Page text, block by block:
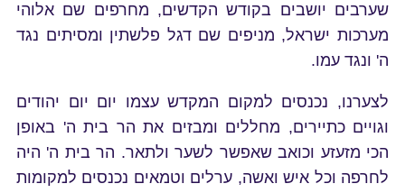
שערבים יושבים בקודש הקדשים, מחרפים שם אלוהי
מערכות ישראל, מניפים שם דגל פלשתין ומסיתים נגד
ה' ונגד עמו.
לצערנו, נכנסים למקום המקדש עצמו יום יום יהודים
וגויים כתיירים, מחללים ומבזים את הר בית ה' באופן
הכי מזעזע וכואב שאפשר לשער ולתאר. הר בית ה' היה
לחרפה וכל איש ואשה, ערלים וטמאים נכנסים למקומות